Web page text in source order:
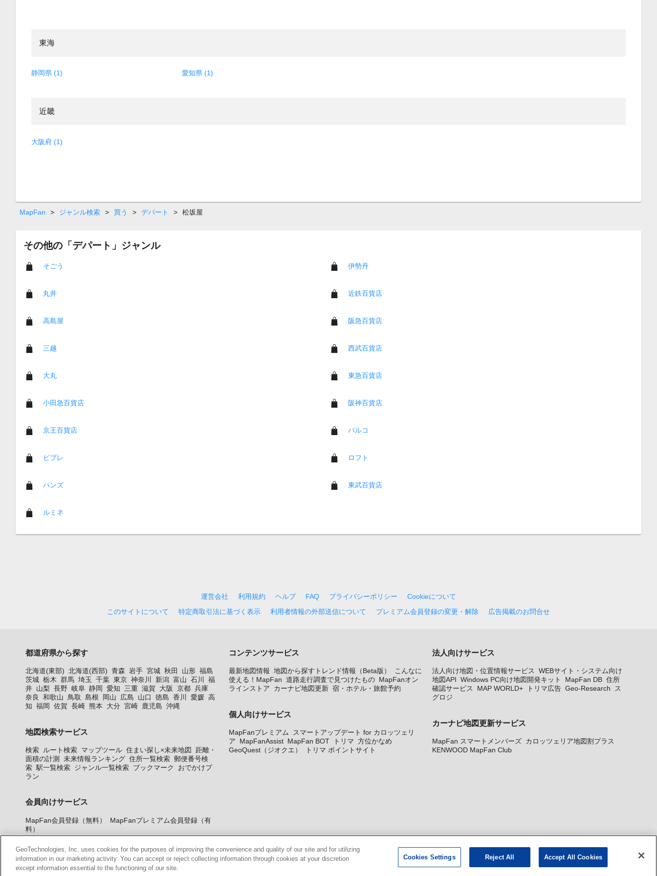
東海
静岡県 (1) 愛知県 (1)
近畿
大阪府 (1)
MapFan > ジャンル検索 > 買う > デパート > 松坂屋
その他の「デパート」ジャンル
そごう 伊勢丹
丸井 近鉄百貨店
高島屋 阪急百貨店
三越 西武百貨店
大丸 東急百貨店
小田急百貨店 阪神百貨店
京王百貨店 パルコ
ビブレ ロフト
ハンズ 東武百貨店
ルミネ
運営会社 利用規約 ヘルプ FAQ プライバシーポリシー
Cookieについて
このサイトについて
特定商取引法に基づく表示 利用者情報の外部送信について プレミアム会員登録の変更・解除 広告掲載のお問合せ
都道府県から探す
北海道(東部) 北海道(西部) 青森 岩手 宮城 秋田 山形 福島
茨城 栃木 群馬 埼玉 千葉 東京 神奈川 新潟 富山 石川
福
井 山梨 長野 岐阜 静岡 愛知 三重 滋賀 大阪 京都 兵庫
奈良
和歌山 鳥取 島根 岡山 広島 山口 徳島 香川 愛媛 高
知 福岡 佐賀 長崎 熊本 大分 宮崎 鹿児島 沖縄
地図検索サービス
検索 ルート検索 マップツール 住まい探し×未来地図
距離・
面積の計測
未来情報ランキング 住所一覧検索 郵便番号検
索 駅一覧検索 ジャンル一覧検索 ブックマーク
おでかけプ
ラン
会員向けサービス
MapFan会員登録（無料）
MapFanプレミアム会員登録（有
料）
コンテンツサービス
最新地図情報 地図から探すトレンド情報（Beta版）
こんなに
使える！MapFan 道路走行調査で見つけたもの MapFanオン
ラインストア
カーナビ地図更新 宿・ホテル・旅館予約
個人向けサービス
MapFanプレミアム
スマートアップデート for カロッツェリ
ア
MapFanAssist MapFan BOT トリマ 方位かなめ
GeoQuest（ジオクエ）
トリマ ポイントサイト
法人向けサービス
法人向け地図・位置情報サービス
WEBサイト・システム向け
地図API Windows PC向け地図開発キット MapFan DB 住所
確認サービス
MAP WORLD+ トリマ広告 Geo-Research
ス
グロジ
カーナビ地図更新サービス
MapFan スマートメンバーズ カロッツェリア地図割プラス
KENWOOD MapFan Club
GeoTechnologies, Inc. uses cookies for the purposes of improving the convenience and quality of our site and for utilizing
information in our marketing activity. You can accept or reject collecting information through cookies at your discretion
except information essential to the functioning of our site.
Cookies Settings Reject All Accept All Cookies